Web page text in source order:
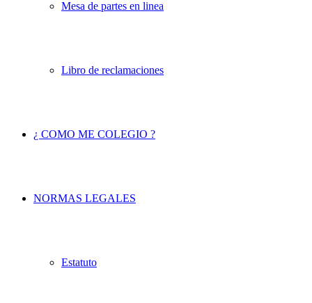
Mesa de partes en linea
Libro de reclamaciones
¿ COMO ME COLEGIO ?
NORMAS LEGALES
Estatuto